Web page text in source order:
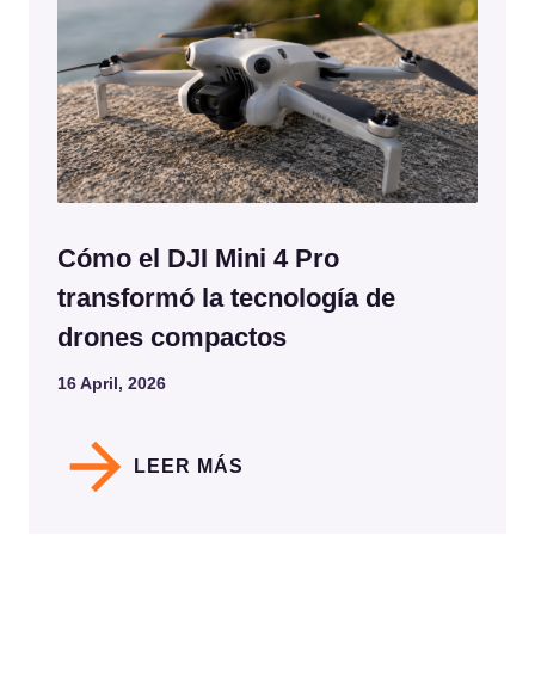
Cómo el DJI Mini 4 Pro
transformó la tecnología de
drones compactos
16 April, 2026
LEER MÁS